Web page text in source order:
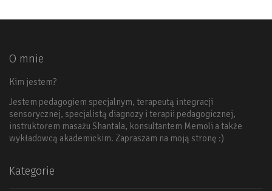
O mnie
Kim jestem?
Jestem pedagogiem specjalnym, terapeutą integracji
sensorycznej, specjalistą diagnozy i terapii pedagogicznej,
instruktorem masażu Shantala, konsultantem Memoli a także
wykładowcą akademickim. Zapraszam na moją stronę :)
Kategorie